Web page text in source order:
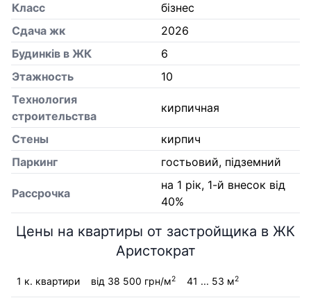
Класс
бізнес
Сдача жк
2026
Будинків в ЖК
6
Этажность
10
Технология
строительства
кирпичная
Стены
кирпич
Паркинг
гостьовий, підземний
Рассрочка
на 1 рік, 1-й внесок від
40%
Цены на квартиры от застройщика в ЖК
Аристократ
1 к. квартири від 38 500 грн/м2 41 ... 53 м2